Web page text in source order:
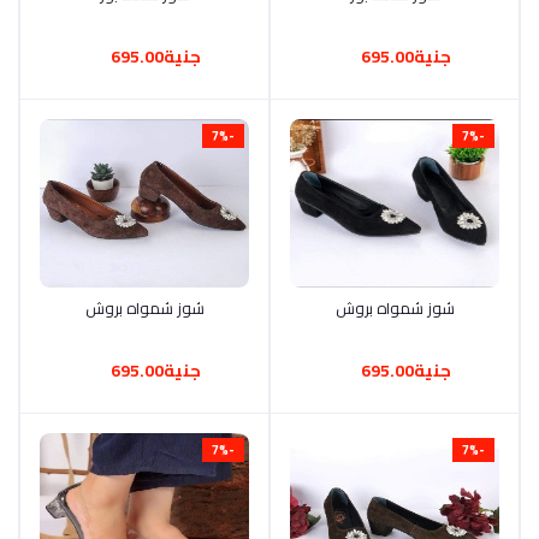
جنية695.00 جنية695.00
-7%
أضف إلى السلة
شوز شمواه بروش
جنية695.00
-7%
أضف إلى السلة
شوز شمواه بروش
جنية695.00
-7%
-7%